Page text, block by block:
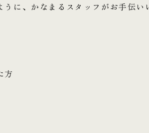
に、かなまるスタッフがお手伝い
方